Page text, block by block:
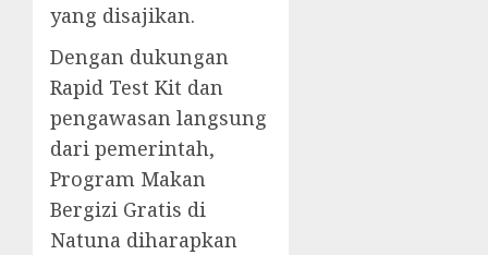
yang disajikan.
Dengan dukungan
Rapid Test Kit dan
pengawasan langsung
dari pemerintah,
Program Makan
Bergizi Gratis di
Natuna diharapkan